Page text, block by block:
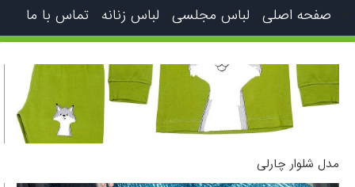
صفحه اصلی لباس مجلسی لباس زنانه تماس با ما
مدل شلوار چارلی